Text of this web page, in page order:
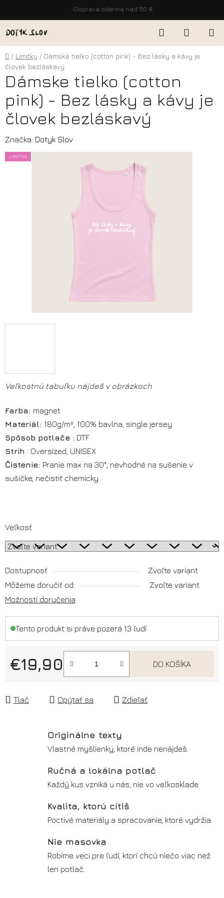
•Doprava zdarma nad 50 €
na
obsah
Hľadať
KOŠÍK
Domov
/ Limitky / Dámske tielko (cotton pink) - Bez lásky a kávy je
človek bezláskavý
Veľkostnú tabuľku nájdeš v obrázkoch
Farba: magnet
Materiál: 180g/m², 100% bavlna, single jersey
Spôsob potlače : DTF
Strih : Oversized, UNISEX
Čistenie: Pranie max na 30°, nevhodné na sušenie v
sušičke, nečistiť chemicky
Veľkosť
Dostupnosť
Zvoľte variant
Môžeme doručiť od:
Zvoľte variant
Možnosti doručenia
Tento produkt si práve pozerá 13 ľudí
€19,90
Jednotková cena:
DO KOŠÍKA
Tlač Opýtať sa Zdieľať
Dámske tielko (cotton
pink) - Bez lásky a kávy je
človek bezláskavý
Značka: Dotyk Slov
LIMITKA
Originálne texty
Vlastné myšlienky, ktoré inde nenájdeš.
Ručná a lokálna potlač
Každý kus vzniká u nás, nie vo veľkosklade.
Kvalita, ktorú cítiš
Poctivé materiály a spracovanie, ktoré vydržia.
Nie masovka
Robíme veci pre ľudí, ktorí chcú niečo viac než
len potlač.